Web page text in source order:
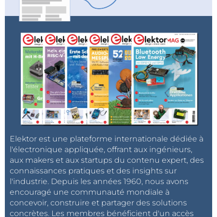
de -10 ° C à 55°C, bien qu’il existe également des
versions avec une tolérance thermique jusqu’à -35°C,
ce qui permet d’utiliser ses produits dans les
conditions difficiles de l’industrie chimique ou du
froid. Les articles sélectionnés disposent de
connecteurs de relais auxiliaires (de 1 à 4 sorties NC).
Le catalogue TME comprend également des
modules d’extension compatibles, permettant
d’augmenter le nombre de connexions pour chaque
sortie – ces éléments fonctionnent avec des relais en
PNOZ X ont des variantes équipées de sorties avec
un retard réglable (jusqu’à 30 s).
Module de relais à 5 sorties monté sur rail DIN.
Elektor est une plateforme internationale dédiée à
l'électronique appliquée, offrant aux ingénieurs,
aux makers et aux startups du contenu expert, des
connaissances pratiques et des insights sur
l'industrie. Depuis les années 1960, nous avons
encouragé une communauté mondiale à
concevoir, construire et partager des solutions
concrètes. Les membres bénéficient d'un accès